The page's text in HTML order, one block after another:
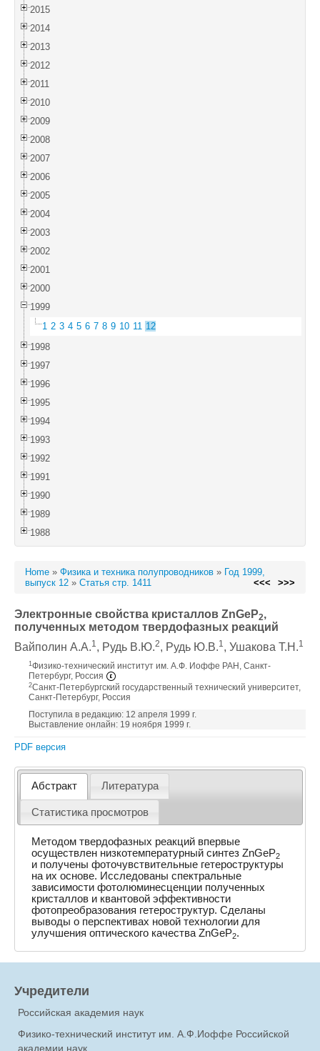
2015
2014
2013
2012
2011
2010
2009
2008
2007
2006
2005
2004
2003
2002
2001
2000
1999
1 2 3 4 5 6 7 8 9 10 11 12
1998
1997
1996
1995
1994
1993
1992
1991
1990
1989
1988
Home » Физика и техника полупроводников » Год 1999,
выпуск 12 » Статья стр. 1411 <<< >>>
Электронные свойства кристаллов ZnGeP2,
полученных методом твердофазных реакций
Вайполин А.А.1, Рудь В.Ю.2, Рудь Ю.В.1, Ушакова Т.Н.1
1 Физико-технический институт им. А.Ф. Иоффе РАН, Санкт-
Петербург, Россия
2Санкт-Петербургский государственный технический университет,
Санкт-Петербург, Россия
Поступила в редакцию: 12 апреля 1999 г.
Выставление онлайн: 19 ноября 1999 г.
PDF версия
Абстракт Литература
Статистика просмотров
Методом твердофазных реакций впервые
осуществлен низкотемпературный синтез ZnGeP2
и получены фоточувствительные гетероструктуры
на их основе. Исследованы спектральные
зависимости фотолюминесценции полученных
кристаллов и квантовой эффективности
фотопреобразования гетероструктур. Сделаны
выводы о перспективах новой технологии для
улучшения оптического качества ZnGeP2.
Учредители
Российская академия наук
Физико-технический институт им. А.Ф.Иоффе Российской
академии наук